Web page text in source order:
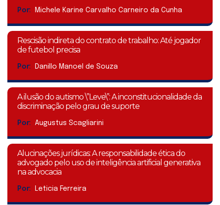
Por: Michele Karine Carvalho Carneiro da Cunha
Rescisão indireta do contrato de trabalho: Até jogador
de futebol precisa
Por: Danillo Manoel de Souza
A ilusão do autismo \”Leve\”: A inconstitucionalidade da
discriminação pelo grau de suporte
Por: Augustus Scagliarini
Alucinações jurídicas: A responsabilidade ética do
advogado pelo uso de inteligência artificial generativa
na advocacia
Por: Leticia Ferreira